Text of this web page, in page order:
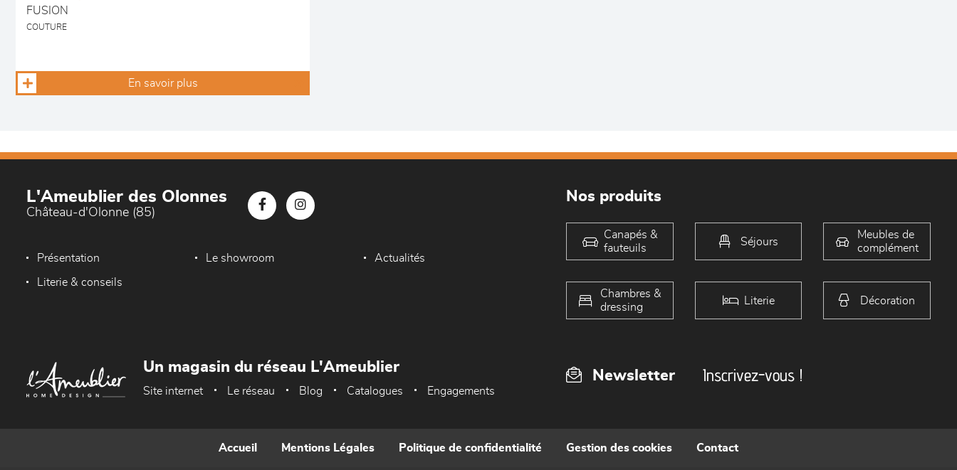
FUSION
COUTURE
En savoir plus
L'Ameublier des Olonnes
Château-d'Olonne (85)
Présentation Le showroom Actualités
Literie & conseils
Nos produits
Canapés &
fauteuils
Séjours
Meubles de
complément
Chambres &
dressing
Literie Décoration
Newsletter Inscrivez-vous !
Un magasin du réseau L'Ameublier
Site internet Le réseau Blog Catalogues Engagements
Accueil Mentions Légales Politique de confidentialité Gestion des cookies Contact